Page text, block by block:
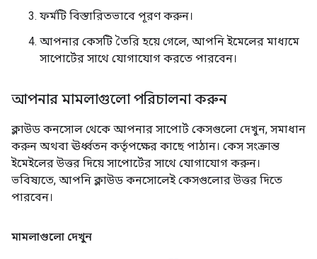
ফর্মটি বিস্তারিতভাবে পূরণ করুন।
আপনার কেসটি তৈরি হয়ে গেলে, আপনি ইমেলের মাধ্যমে
সাপোর্টের সাথে যোগাযোগ করতে পারবেন।
আপনার মামলাগুলো পরিচালনা করুন
ক্লাউড কনসোল থেকে আপনার সাপোর্ট কেসগুলো দেখুন, সমাধান
করুন অথবা ঊর্ধ্বতন কর্তৃপক্ষের কাছে পাঠান। কেস সংক্রান্ত
ইমেইলের উত্তর দিয়ে সাপোর্টের সাথে যোগাযোগ করুন।
ভবিষ্যতে, আপনি ক্লাউড কনসোলেই কেসগুলোর উত্তর দিতে
পারবেন।
মামলাগুলো দেখুন